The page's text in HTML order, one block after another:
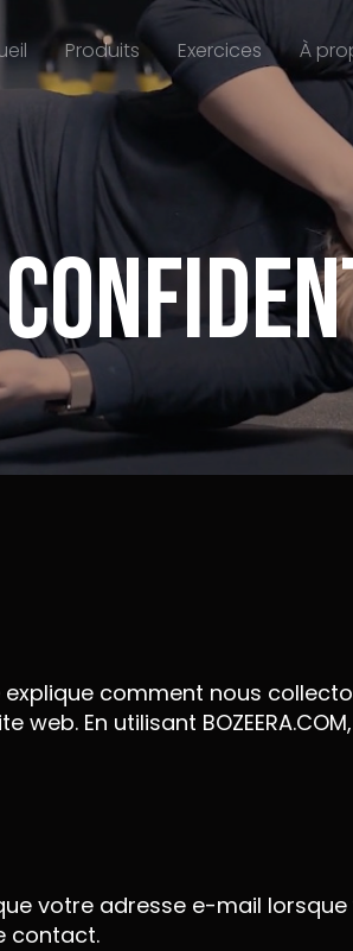
Produits Exercices À
explique comment nous
En utilisant
votre adresse e-mail
contact.